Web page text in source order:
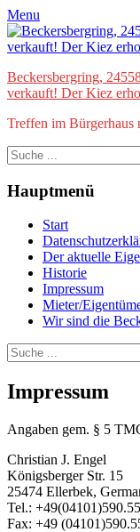
Zum
Inhalt
springen
Facebook
E-
Mail
Menu
Beckersbergring,
verkauft! Der Kiez
Treffen im Bürgerhaus
Suche
nach:
Hauptmenü
Start
Der aktuelle
Historie
Impressum
Mieter/
Wir sind die
bei
der
Suche
Suche
nach:
Impressum
Angaben gem. § 5
Christian J. Engel
Königsberger Str. 15
25474 Ellerbek,
Tel.:
Fax: +49